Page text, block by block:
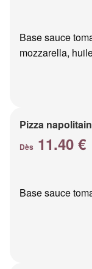
Base sauce
mozzarella,
Pizza
Dès 11.40 €
Base sauce